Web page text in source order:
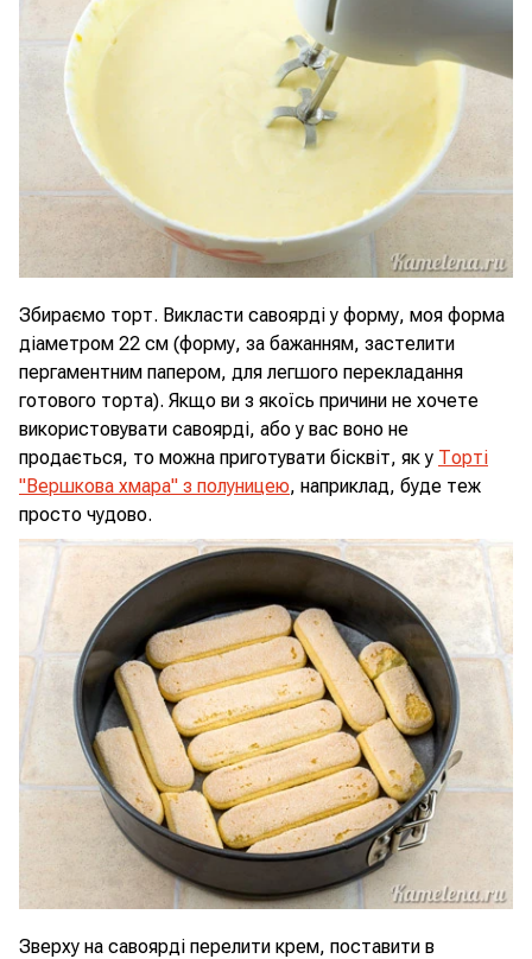
Збираємо торт. Викласти савоярді у форму, моя форма
діаметром 22 см (форму, за бажанням, застелити
пергаментним папером, для легшого перекладання
готового торта). Якщо ви з якоїсь причини не хочете
використовувати савоярді, або у вас воно не
продається, то можна приготувати бісквіт, як у Торті
"Вершкова хмара" з полуницею, наприклад, буде теж
просто чудово.
Зверху на савоярді перелити крем, поставити в